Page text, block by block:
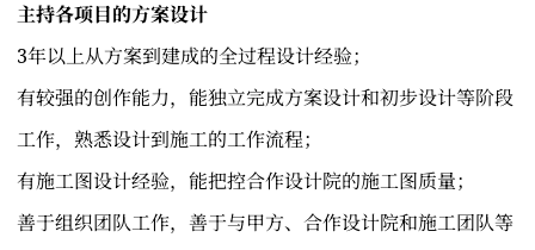
主持各项目的方案设计
3年以上从方案到建成的全过程设计经验；
有较强的创作能力，能独立完成方案设计和初步设计等阶段
工作，熟悉设计到施工的工作流程；
有施工图设计经验，能把控合作设计院的施工图质量；
善于组织团队工作，善于与甲方、合作设计院和施工团队等